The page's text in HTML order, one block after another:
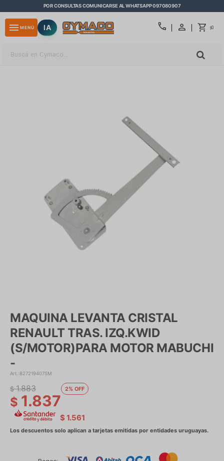
POR CONSULTAS COMUNICARSE AL WHATSAPP 097080907
call $0
menu MENÚ IA
MAQUINA LEVANTA CRISTAL
RENAULT TRAS. IZQ.KWID
(S/MOTOR)PARA MOTOR MABUCHI
-
827219407SM
$ 1.837
$ 1.883 2
$ 1.561
close